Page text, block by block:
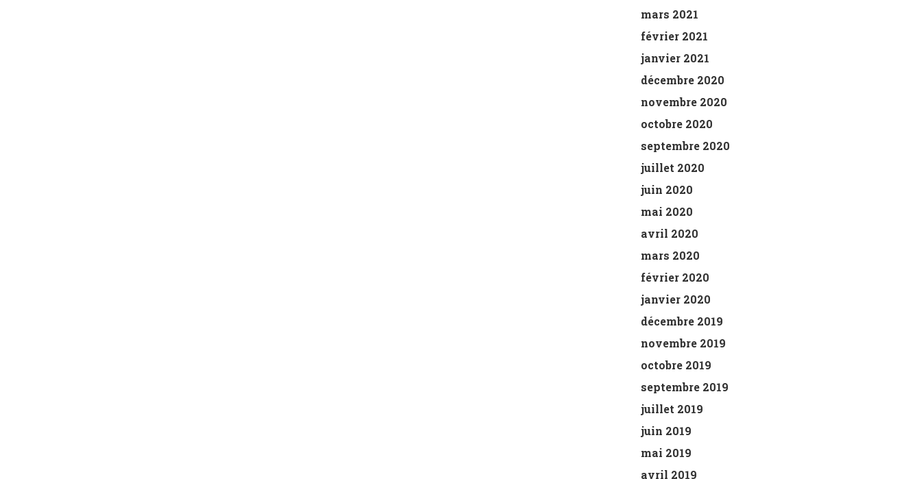
mars 2021
février 2021
janvier 2021
décembre 2020
novembre 2020
octobre 2020
septembre 2020
juillet 2020
juin 2020
mai 2020
avril 2020
mars 2020
février 2020
janvier 2020
décembre 2019
novembre 2019
octobre 2019
septembre 2019
juillet 2019
juin 2019
mai 2019
avril 2019